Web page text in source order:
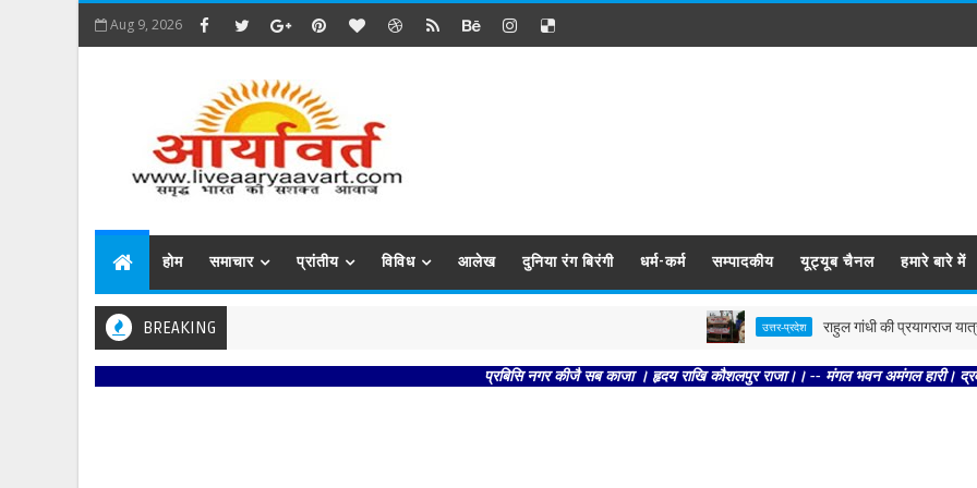
Aug 9, 2026
होम समाचार प्रांतीय विविध आलेख दुनिया रंग बिरंगी धर्म-कर्म सम्पादकीय यूट्यूब चैनल हमारे बारे में
BREAKING उत्तर-प्रदेश राहुल गांधी की प्रयागराज यात्रा से
प्रबिसि नगर कीजै सब काजा । हृदय राखि कौशलपुर राजा।। -- मंगल भवन अमंगल हारी। द्रवहु